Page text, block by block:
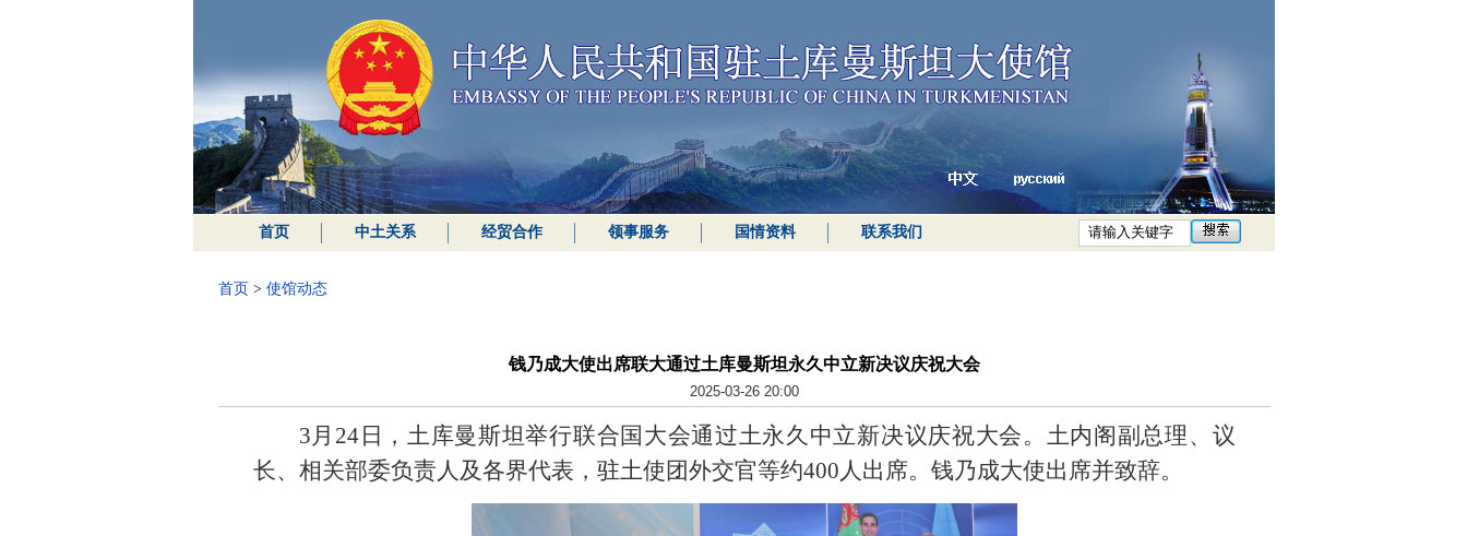
首页 中土关系 经贸合作 领事服务 国情资料 联系我们
首页 > 使馆动态
钱乃成大使出席联大通过土库曼斯坦永久中立新决议庆祝大会
2025-03-26 20:00
3月24日，土库曼斯坦举行联合国大会通过土永久中立新决议庆祝大会。土内阁副总理、议
长、相关部委负责人及各界代表，驻土使团外交官等约400人出席。钱乃成大使出席并致辞。